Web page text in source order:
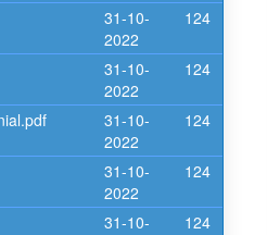
31-10-
2022
124
31-10-
2022
124
31-10-
2022
124
31-10-
2022
124
31-10-
124